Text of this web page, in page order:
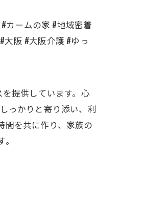
カームの家 #地域密着
阪 #大阪介護 #ゆっ
提供しています。心
っかりと寄り添い、利
間を共に作り、家族の